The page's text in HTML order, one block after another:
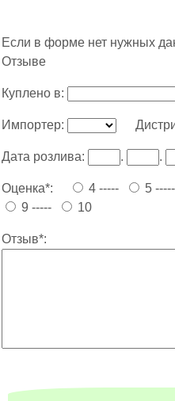
Если в форме нет нужных
Отзыве
Куплено в:
Импортер:
Дата розлива: . .
Оценка*: 4 ----- 5 -----
9 -----
10
Отзыв*: